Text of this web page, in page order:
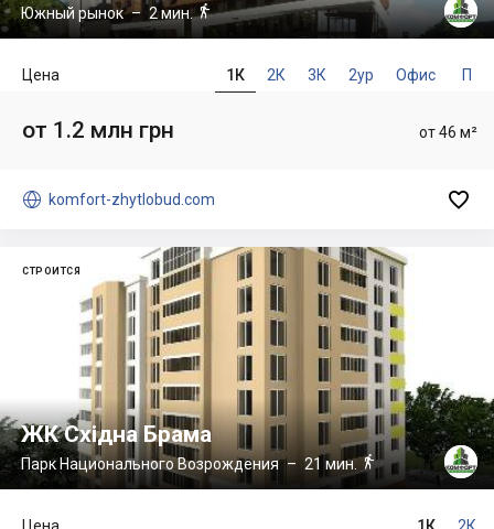
Южный рынок– 2 мин.
1К 2К 3К 2ур Офис П
Цена
от 46 м²
от 1.2 млн грн
 komfort-zhytlobud.com 
СТРОИТСЯ
ЖК Східна Брама
Парк Национального Возрождения– 21 мин. 